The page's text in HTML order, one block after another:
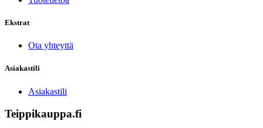
Ekstrat
Ota yhteyttä
Asiakastili
Asiakastili
Teippikauppa.fi